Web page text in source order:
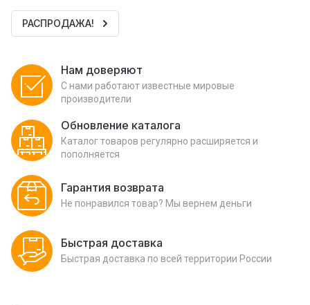
РАСПРОДАЖА!
Нам доверяют
С нами работают известные мировые
производители
Обновление каталога
Каталог товаров регулярно расширяется и
пополняется
Гарантия возврата
Не понравился товар? Мы вернем деньги
Быстрая доставка
Быстрая доставка по всей территории России